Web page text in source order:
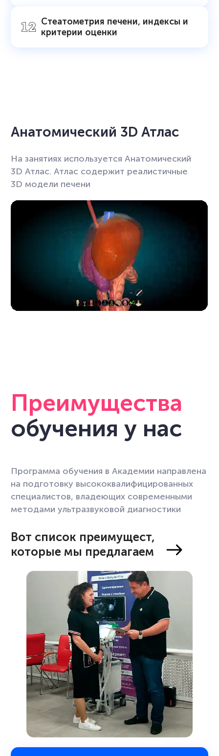
Стеатометрия печени, индексы и
критерии оценки
Анатомический 3D Атлас
На занятиях используется Анатомический
3D Атлас. Атлас содержит реалистичные
3D модели печени
Преимущества
обучения у нас
Программа обучения в Академии направлена
на подготовку высококвалифицированных
специалистов, владеющих современными
методами ультразвуковой диагностики
Вот список преимущест,
которые мы предлагаем